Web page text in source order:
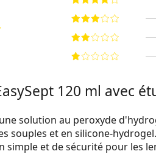
120 ml avec
une solution au peroxyde
souples et en silicone-
simple et de sécurité pour les